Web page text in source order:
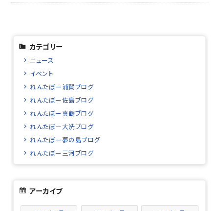
カテゴリー
ニュース
イベント
れんたぼー浦賀ブログ
れんたぼー佐島ブログ
れんたぼー真鶴ブログ
れんたぼー大洗ブログ
れんたぼー夢の島ブログ
れんたぼー三河ブログ
アーカイブ